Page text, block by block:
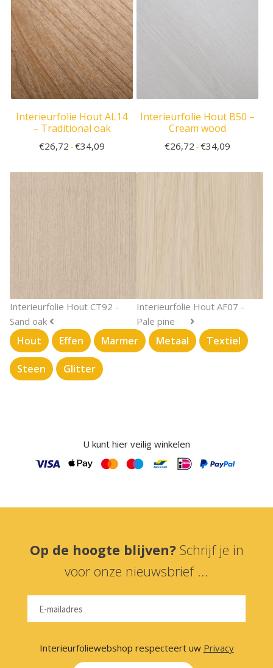
Interieurfolie Hout AL14
– Traditional oak
€26,72 -€34,09
Interieurfolie Hout B50 –
Cream wood
€26,72 -€34,09
Interieurfolie Hout CT92 -
Sand oak
Interieurfolie Hout AF07 -
Pale pine
Hout Effen Marmer Metaal Textiel
Steen Glitter
U kunt hier veilig winkelen
Op de hoogte blijven? Schrijf je in
voor onze nieuwsbrief ...
Interieurfoliewebshop respecteert uw Privacy